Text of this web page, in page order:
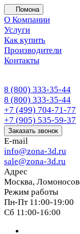
Помона
О Компании
Услуги
Как купить
Производители
Контакты
8 (800) 333-35-44
8 (800) 333-35-44
+7 (499) 704-71-77
+7 (905) 535-59-37
Заказать звонок
E-mail
info@zona-3d.ru
sale@zona-3d.ru
Адрес
Москва,
Режим работы
Пн-Пт 11:00-19:00
Сб 11:00-16:00